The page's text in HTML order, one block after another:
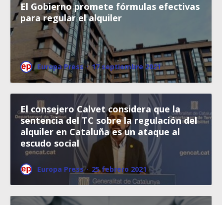
El Gobierno promete fórmulas efectivas
para regular el alquiler
Europa Press · 17 septiembre 2021
El consejero Calvet considera que la
sentencia del TC sobre la regulación del
alquiler en Cataluña es un ataque al
escudo social
Europa Press · 25 febrero 2021